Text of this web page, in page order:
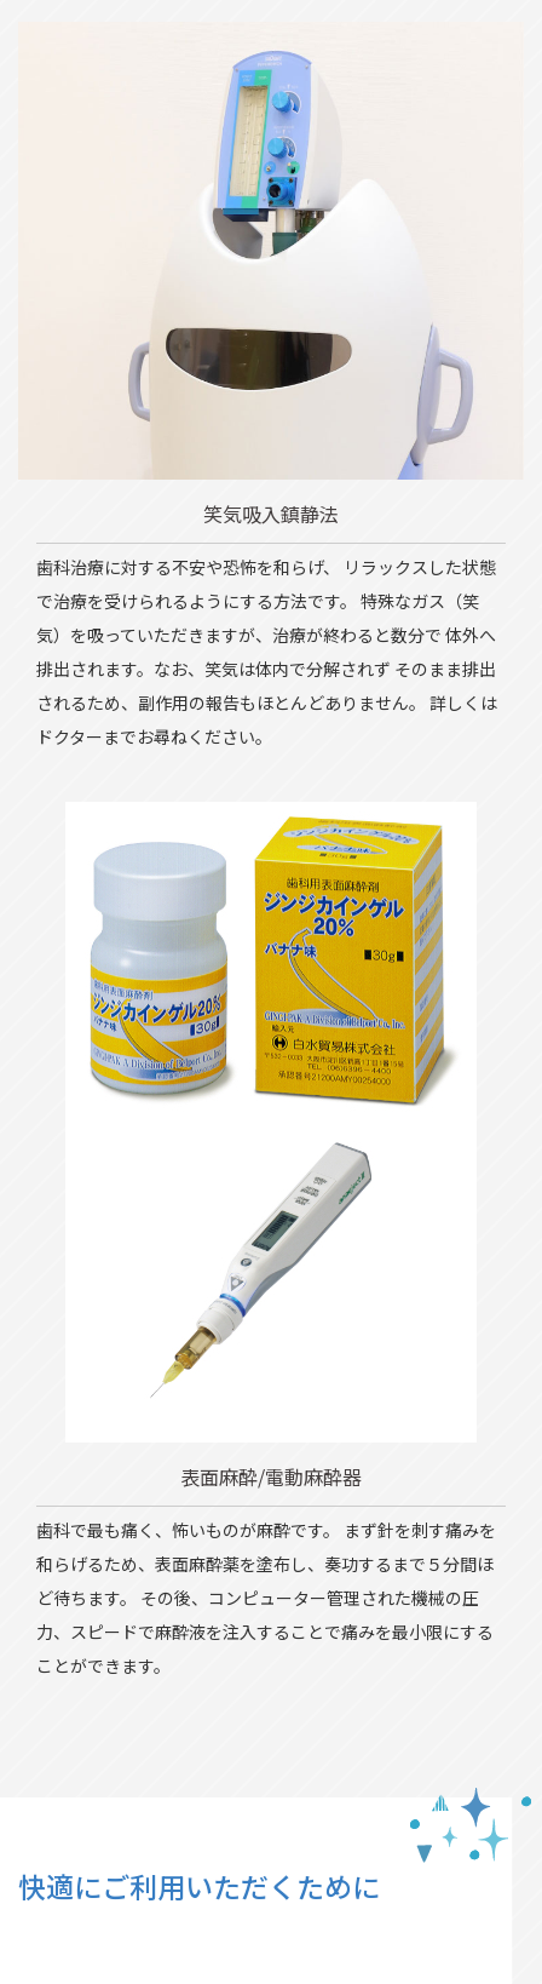
笑気吸入鎮静法
歯科治療に対する不安や恐怖を和らげ、 リラックスした状態
で治療を受けられるようにする方法です。 特殊なガス（笑
気）を吸っていただきますが、治療が終わると数分で 体外へ
排出されます。なお、笑気は体内で分解されず そのまま排出
されるため、副作用の報告もほとんどありません。 詳しくは
ドクターまでお尋ねください。
表面麻酔/電動麻酔器
歯科で最も痛く、怖いものが麻酔です。 まず針を刺す痛みを
和らげるため、表面麻酔薬を塗布し、奏功するまで５分間ほ
ど待ちます。 その後、コンピューター管理された機械の圧
力、スピードで麻酔液を注入することで痛みを最小限にする
ことができます。
快適にご利用いただくために